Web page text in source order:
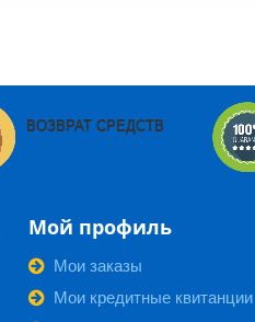
ВОЗВРАТ СРЕДСТВ
Мой профиль
Мои заказы
Мои кредитные квитанции